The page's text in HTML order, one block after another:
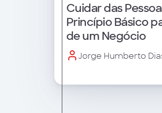
Cuidar das
Princípio Básico
de um Negócio
Jorge Humberto